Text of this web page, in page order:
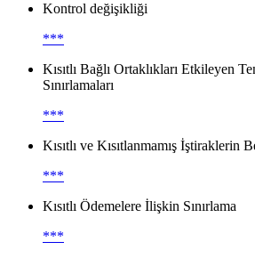
Kontrol değişikliği
***
Kısıtlı Bağlı Ortaklıkları Etkileyen
Sınırlamaları
***
Kısıtlı ve Kısıtlanmamış İştiraklerin
***
Kısıtlı Ödemelere İlişkin Sınırlama
***